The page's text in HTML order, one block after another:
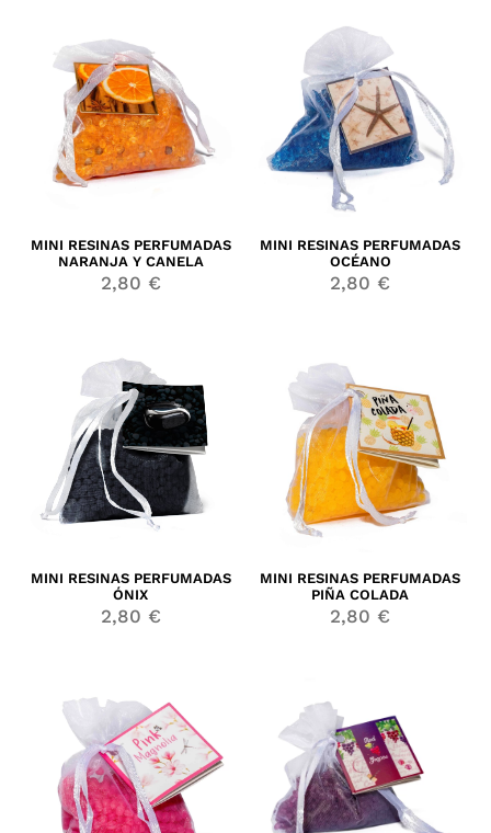
MINI RESINAS PERFUMADAS
NARANJA Y CANELA
2,80 €
MINI RESINAS PERFUMADAS
OCÉANO
2,80 €
MINI RESINAS PERFUMADAS
ÓNIX
2,80 €
MINI RESINAS PERFUMADAS
PIÑA COLADA
2,80 €